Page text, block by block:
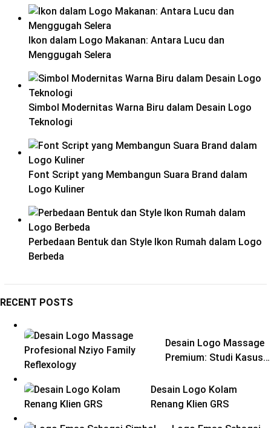
Ikon dalam Logo Makanan: Antara Lucu dan
Menggugah Selera
Simbol Modernitas Warna Biru dalam Desain Logo
Teknologi
Font Script yang Membangun Suara Brand dalam
Logo Kuliner
Perbedaan Bentuk dan Style Ikon Rumah dalam Logo
Berbeda
RECENT POSTS
Desain Logo Massage
Premium: Studi Kasus…
Desain Logo Kolam
Renang Klien GRS